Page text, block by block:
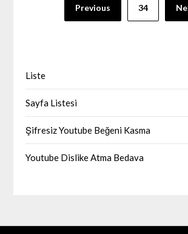
sayfalaması
Previous 34
Liste
Sayfa Listesi
Şifresiz Youtube Beğeni Kasma
Youtube Dislike Atma Bedava